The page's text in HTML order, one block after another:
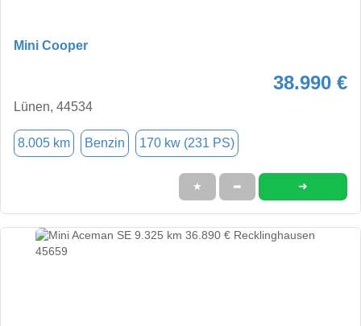
Mini Cooper
38.990 €
Lünen, 44534
8.005 km Benzin 170 kw (231 PS)
★ ➦ ➜